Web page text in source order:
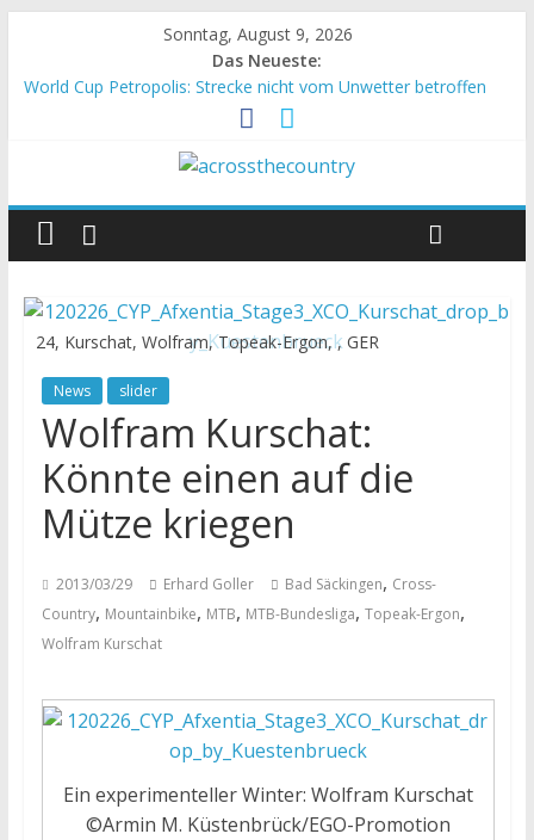
Sonntag, August 9, 2026
Das Neueste:
World Cup Petropolis: Strecke nicht vom Unwetter betroffen
Krumbach und Obergessertshausen: Mountainbike-Bundesliga
Supercup Massi Banyoles: Siege für Carod und Richards
Chelva: Schweizer Doppelsieg beim ersten XCO-Rennen der
Saison
24, Kurschat, Wolfram, Topeak-Ergon, , GER
News slider
Wolfram Kurschat:
Könnte einen auf die
Mütze kriegen
2013/03/29 Erhard Goller Bad Säckingen, Cross-
Country, Mountainbike, MTB, MTB-Bundesliga, Topeak-Ergon,
Wolfram Kurschat
Ein experimenteller Winter: Wolfram Kurschat
©Armin M. Küstenbrück/EGO-Promotion